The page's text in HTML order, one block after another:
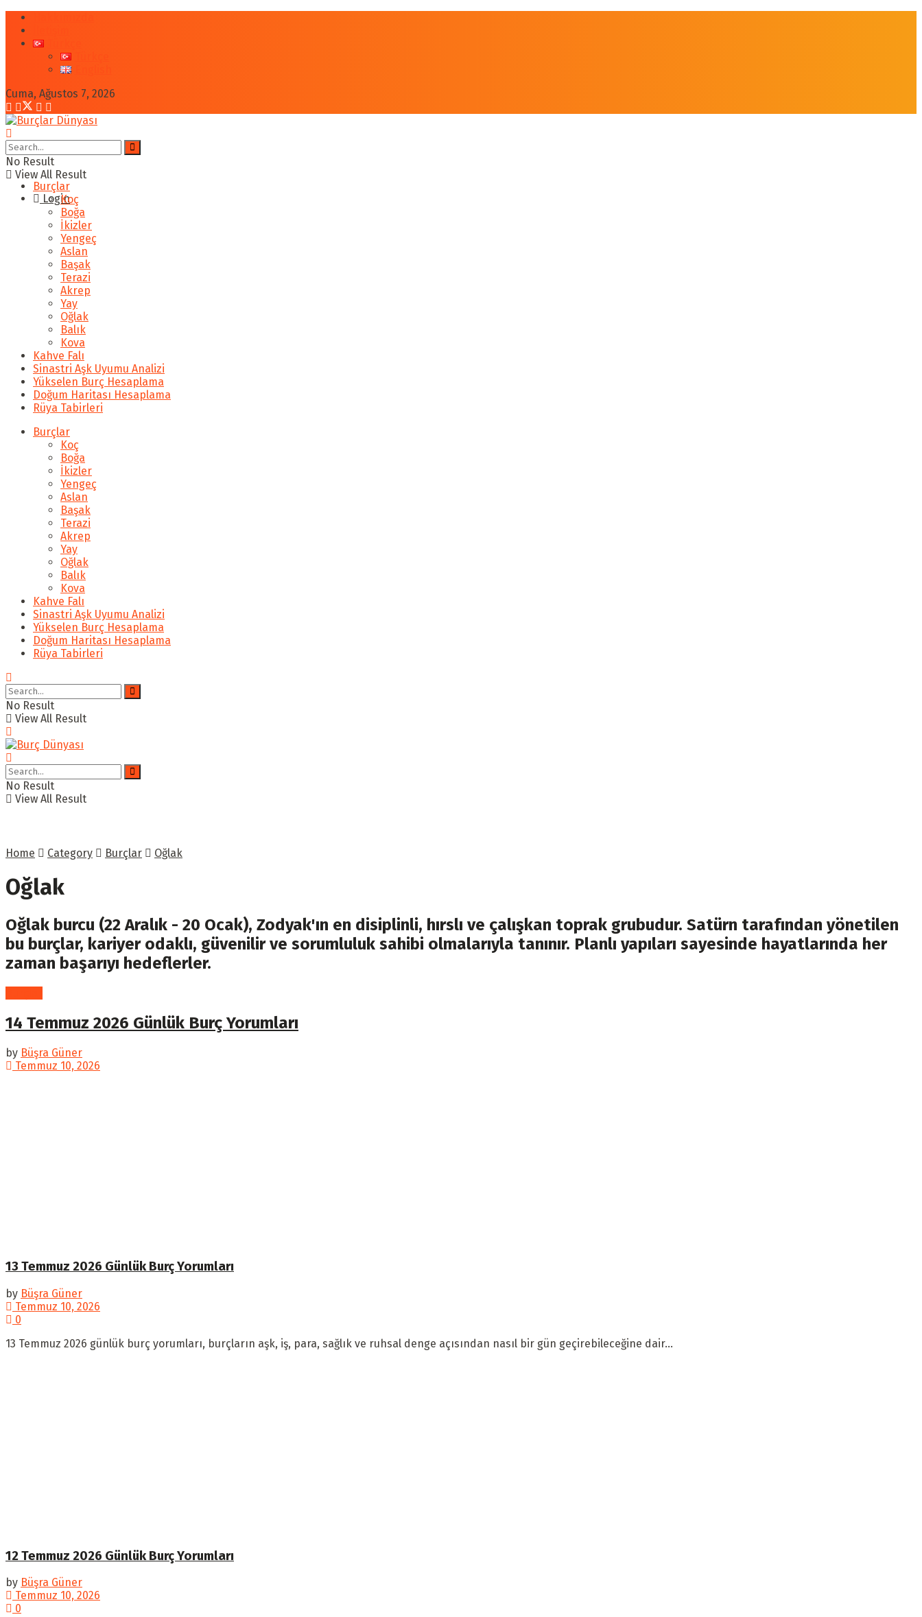
Cuma, Ağustos 7, 2026
No Result
View All Result
Login
Burçlar
Koç
Boğa
İkizler
Yengeç
Aslan
Başak
Terazi
Akrep
Yay
Oğlak
Balık
Kova
Kahve Falı
Sinastri Aşk Uyumu Analizi
Yükselen Burç Hesaplama
Doğum Haritası Hesaplama
Rüya Tabirleri
Burçlar
Koç
Boğa
İkizler
Yengeç
Aslan
Başak
Terazi
Akrep
Yay
Oğlak
Balık
Kova
Kahve Falı
Sinastri Aşk Uyumu Analizi
Yükselen Burç Hesaplama
Doğum Haritası Hesaplama
Rüya Tabirleri
No Result
View All Result
No Result
View All Result
Home Category Burçlar Oğlak
Oğlak
Oğlak burcu (22 Aralık - 20 Ocak), Zodyak'ın en disiplinli, hırslı ve çalışkan toprak grubudur. Satürn tarafından yönetilen
bu burçlar, kariyer odaklı, güvenilir ve sorumluluk sahibi olmalarıyla tanınır. Planlı yapıları sayesinde hayatlarında her
zaman başarıyı hedeflerler.
14 Temmuz 2026 Günlük Burç Yorumları
by Büşra Güner
Temmuz 10, 2026
13 Temmuz 2026 Günlük Burç Yorumları
by Büşra Güner
Temmuz 10, 2026
0
13 Temmuz 2026 günlük burç yorumları, burçların aşk, iş, para, sağlık ve ruhsal denge açısından nasıl bir gün geçirebileceğine dair...
12 Temmuz 2026 Günlük Burç Yorumları
by Büşra Güner
Temmuz 10, 2026
0